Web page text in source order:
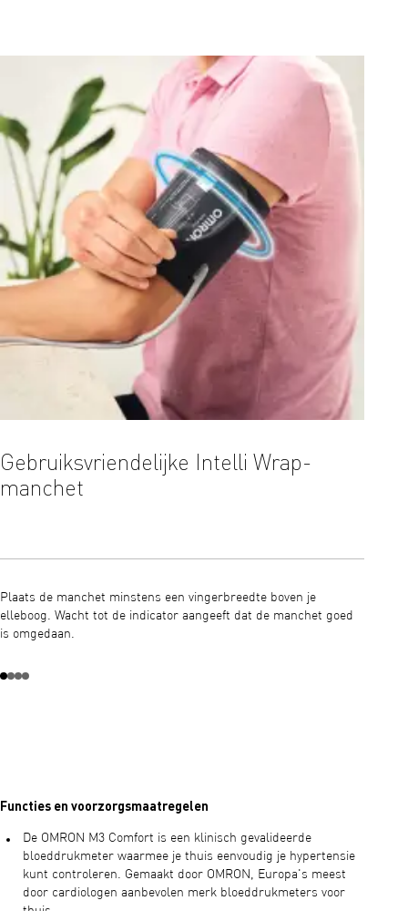
Gebruiksvriendelijke Intelli Wrap-
manchet
Plaats de manchet minstens een vingerbreedte boven je
elleboog. Wacht tot de indicator aangeeft dat de manchet goed
is omgedaan.
Functies en voorzorgsmaatregelen
De OMRON M3 Comfort is een klinisch gevalideerde
bloeddrukmeter waarmee je thuis eenvoudig je hypertensie
kunt controleren. Gemaakt door OMRON, Europa's meest
door cardiologen aanbevolen merk bloeddrukmeters voor